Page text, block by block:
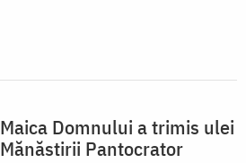
Maica Domnului a trimis ulei
Mănăstirii Pantocrator